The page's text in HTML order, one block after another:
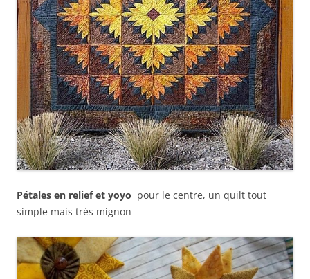
Pétales en relief et yoyo pour le centre, un quilt tout
simple mais très mignon